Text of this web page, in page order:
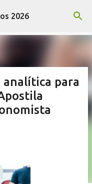
principal
2026
analítica para